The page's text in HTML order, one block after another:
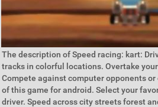
The description of Speed racing: kart:
tracks in colorful locations. Overtake
Compete against computer opponents
of this game for android. Select your
driver. Speed across city streets forest